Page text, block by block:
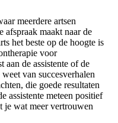
meerdere artsen
afspraak maakt naar de
het beste op de hoogte is
voor
aan de assistente of de
van succesverhalen
die goede resultaten
assistente meteen positief
je wat meer vertrouwen